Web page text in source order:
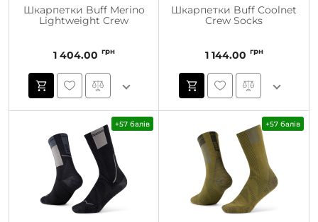
Шкарпетки Buff Merino
Lightweight Crew
1 404.00 грн
Шкарпетки Buff Coolnet
Crew Socks
1 144.00 грн
+57 балів +57 балів